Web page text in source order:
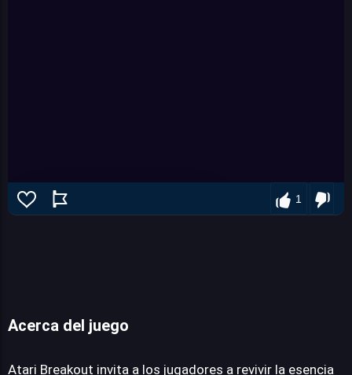
1
Acerca del juego
Atari Breakout invita a los jugadores a revivir la esencia